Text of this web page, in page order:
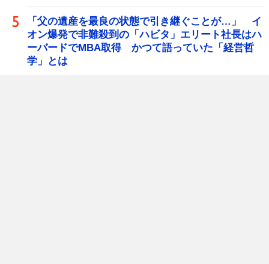
「父の遺産を最良の状態で引き継ぐことが…」 イ
オン爆発で非難殺到の「ハビタ」エリート社長はハ
ーバードでMBA取得 かつて語っていた「経営哲
学」とは